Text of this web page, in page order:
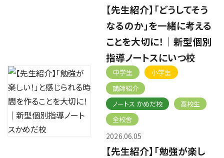
【先生紹介】「どうしてそう
なるのか」を一緒に考える
ことを大切に！｜新型個別
指導ノートスにいつ校
中学生
小学生
講師紹介
ノートス かめだ校
高校生
全校舎
2026.06.05
【先生紹介】「勉強が楽し